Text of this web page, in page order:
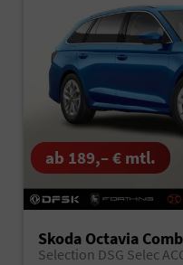
ab 189,– € mtl.
Skoda Octavia
Selection DSG Selec